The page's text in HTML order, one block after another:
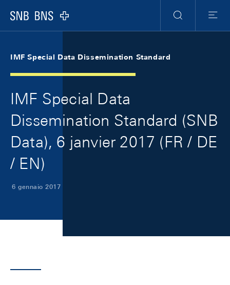
Logo
Ricerca
Menu
IMF Special Data Dissemination Standard
IMF Special Data
Dissemination Standard (SNB
Data), 6 janvier 2017 (FR / DE
/ EN)
6 gennaio 2017